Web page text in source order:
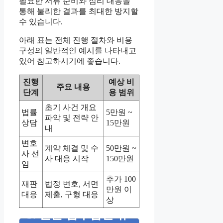
통해 불리한 결과를 최대한 방지할
수 있습니다.
아래 표는 전체 진행 절차와 비용
구성의 일반적인 예시를 나타내고
있어 참고하시기에 좋습니다.
진행
단계
주요 내용
예상 비
용 범위
법률
상담
초기 사건 개요
파악 및 전략 안
내
5만원 ~
15만원
변호
사 선
임
계약 체결 및 수
사 대응 시작
50만원 ~
150만원
재판
대응
법정 변호, 서면
제출, 구형 대응
추가 100
만원 이
상